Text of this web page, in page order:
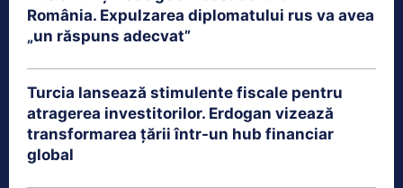
România. Expulzarea diplomatului rus va avea
„un răspuns adecvat”
Turcia lansează stimulente fiscale pentru
atragerea investitorilor. Erdogan vizează
transformarea țării într-un hub financiar
global